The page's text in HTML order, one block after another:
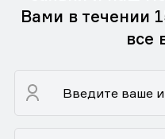
Вами в течении
все